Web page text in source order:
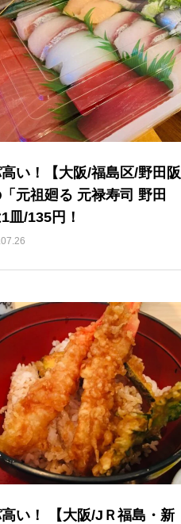
い！【大阪/福島区/野田阪
元祖廻る 元禄寿司 野田
皿/135円！
い！ 【大阪/JＲ福島・新